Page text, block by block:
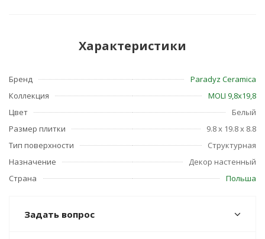
Характеристики
Бренд
Paradyz Ceramica
Коллекция
MOLI 9,8х19,8
Цвет
Белый
Размер плитки
9.8 x 19.8 x 8.8
Тип поверхности
Структурная
Назначение
Декор настенный
Страна
Польша
Задать вопрос